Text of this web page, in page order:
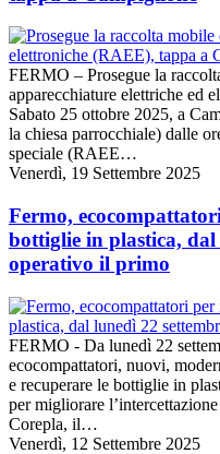
FERMO – Prosegue la
apparecchiature elettriche ed
Sabato 25 ottobre 2025, a
la chiesa parrocchiale) dalle
speciale (RAEE…
Venerdì, 19 Settembre 2025
Fermo,
bottiglie in plastica, dal
operativo il primo
FERMO - Da lunedì 22
ecocompattatori, nuovi,
e recuperare le bottiglie in
per migliorare
Corepla, il…
Venerdì, 12 Settembre 2025